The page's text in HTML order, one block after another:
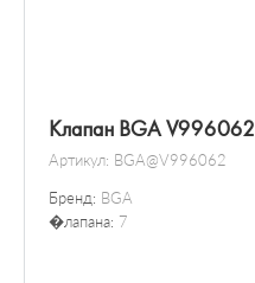
Клапан BGA V996062
Артикул: BGA@V996062
Бренд: BGA
�лапана: 7